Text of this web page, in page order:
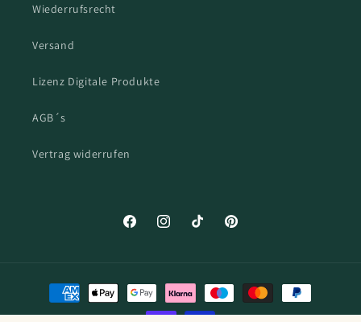
Wiederrufsrecht
Versand
Lizenz Digitale Produkte
AGB´s
Vertrag widerrufen
FacebookInstagramTikTok Pinterest
Zahlungsmethoden